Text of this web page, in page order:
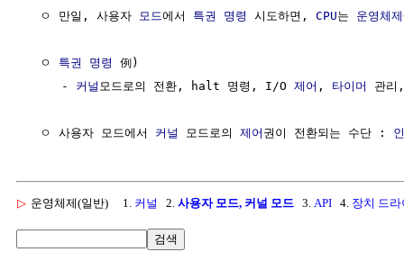
  ㅇ 만일, 사용자
모드에서 특권 명령 시도하면, CPU는 운영체제
  ㅇ
특권 명령
例)
     -
커널 모드로의 전환, halt 명령, I/O 제어 , 타이머 관
  ㅇ 사용자 모드에서
커널 모드로의 제어 권이 전환되는 수단 :
▷ 운영체제(일반) 1. 커널 2. 사용자 모드, 커널 모드 3. API 4. 장치 드
검색